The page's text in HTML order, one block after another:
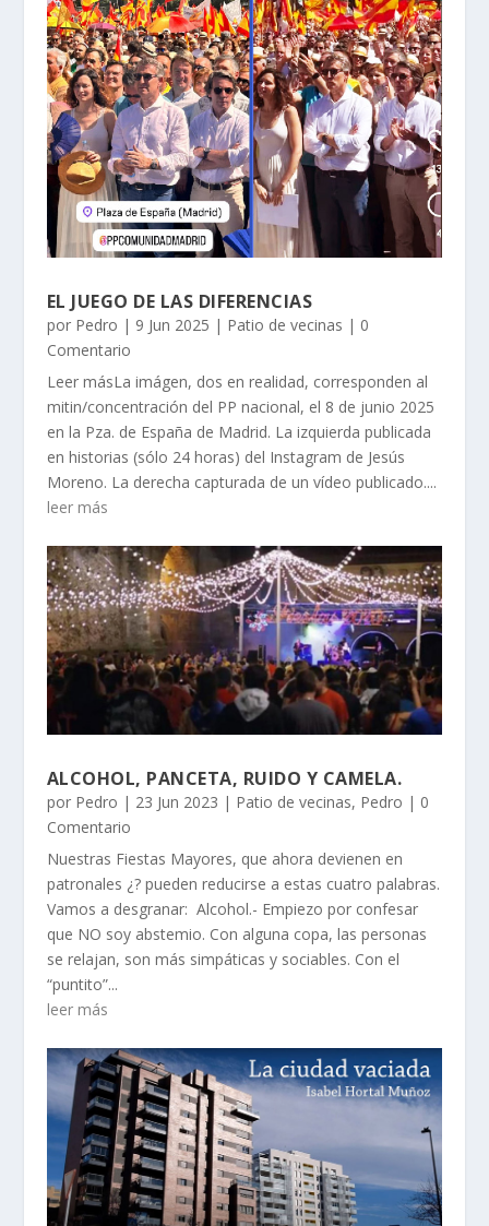
EL JUEGO DE LAS DIFERENCIAS
por Pedro | 9 Jun 2025 | Patio de vecinas | 0
Comentario
Leer másLa imágen, dos en realidad, corresponden al
mitin/concentración del PP nacional, el 8 de junio 2025
en la Pza. de España de Madrid. La izquierda publicada
en historias (sólo 24 horas) del Instagram de Jesús
Moreno. La derecha capturada de un vídeo publicado....
leer más
ALCOHOL, PANCETA, RUIDO Y CAMELA.
por Pedro | 23 Jun 2023 | Patio de vecinas, Pedro | 0
Comentario
Nuestras Fiestas Mayores, que ahora devienen en
patronales ¿? pueden reducirse a estas cuatro palabras.
Vamos a desgranar: Alcohol.- Empiezo por confesar
que NO soy abstemio. Con alguna copa, las personas
se relajan, son más simpáticas y sociables. Con el
“puntito”...
leer más